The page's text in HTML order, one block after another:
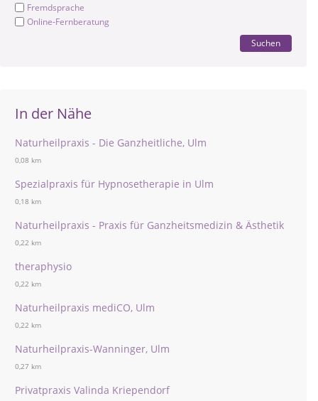
Fremdsprache
Online-Fernberatung
Suchen
In der Nähe
Naturheilpraxis - Die Ganzheitliche, Ulm
0,08 km
Spezialpraxis für Hypnosetherapie in Ulm
0,18 km
Naturheilpraxis - Praxis für Ganzheitsmedizin & Ästhetik
0,22 km
theraphysio
0,22 km
Naturheilpraxis mediCO, Ulm
0,22 km
Naturheilpraxis-Wanninger, Ulm
0,27 km
Privatpraxis Valinda Kriependorf